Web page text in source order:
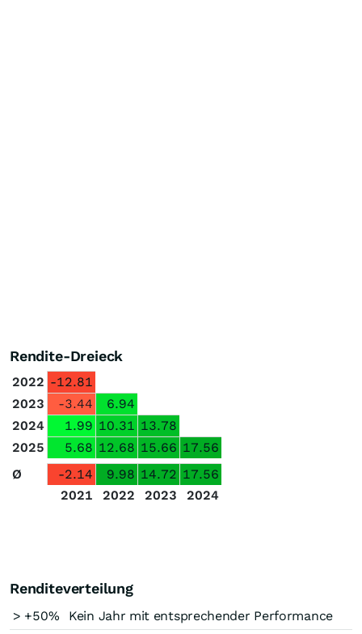
Rendite-Dreieck
2022 -12.81
2023
-3.44
6.94
2024
1.99 10.31 13.78
2025
5.68 12.68 15.66 17.56
Ø
-2.14 9.98 14.72 17.56
2021
2022 2023 2024
Renditeverteilung
> +50%
Kein Jahr mit entsprechender Performance